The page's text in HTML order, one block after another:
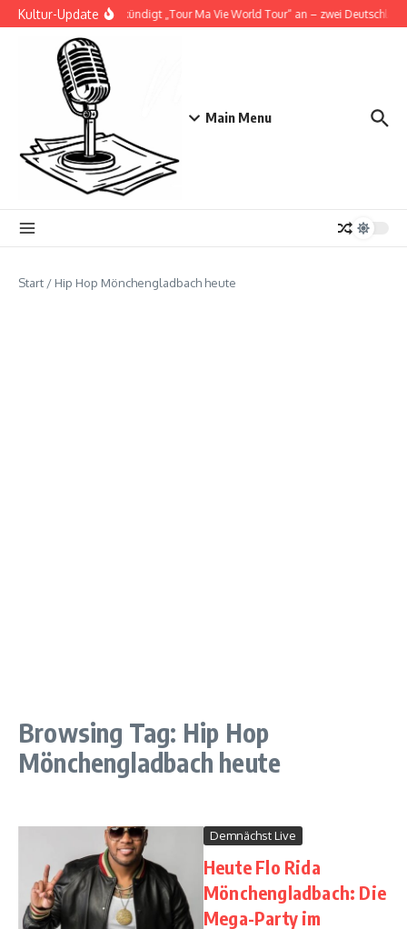
Zum Inhalt springen
Kultur-UpdateDoja Cat kündigt „Tour Ma Vie World Tour“ an – zwei
Main Menu
Start / Hip Hop Mönchengladbach heute
Browsing Tag: Hip Hop
Mönchengladbach heute
Demnächst Live
Heute Flo Rida
Mönchengladbach: Die
Mega-Party im